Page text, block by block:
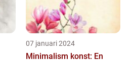
07 januari 2024
Minimalism konst: En